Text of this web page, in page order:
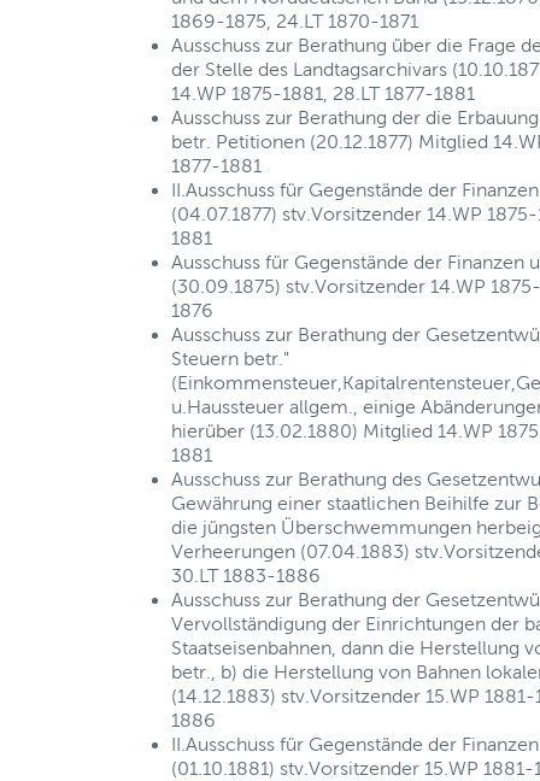
1869-1875, 24.LT 1870-1871
Ausschuss zur Berathung über die Frage
der Stelle des Landtagsarchivars
14.WP 1875-1881, 28.LT 1877-1881
Ausschuss zur Berathung der die
betr. Petitionen (20.12.1877) Mitglied
1877-1881
II.Ausschuss für Gegenstände der
(04.07.1877) stv.Vorsitzender 14.WP
1881
Ausschuss für Gegenstände der Finanzen
(30.09.1875) stv.Vorsitzender 14.WP
1876
Ausschuss zur Berathung der
Steuern betr."
u.Haussteuer allgem., einige
hierüber (13.02.1880) Mitglied 14.WP
1881
Ausschuss zur Berathung des
Gewährung einer staatlichen Beihilfe zur
die jüngsten Überschwemmungen
Verheerungen (07.04.1883)
30.LT 1883-1886
Ausschuss zur Berathung der
Vervollständigung der Einrichtungen der
Staatseisenbahnen, dann die Herstellung
betr., b) die Herstellung von Bahnen
(14.12.1883) stv.Vorsitzender 15.WP
1886
II.Ausschuss für Gegenstände der
(01.10.1881) stv.Vorsitzender 15.WP 1881-